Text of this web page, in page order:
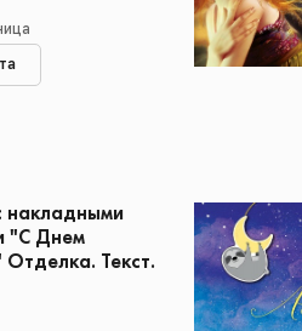
накладными
"С Днем
Текст.